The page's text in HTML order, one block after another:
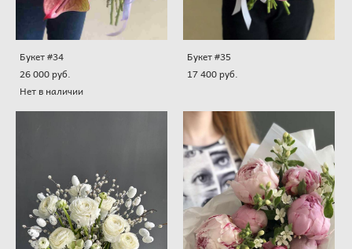
Букет #34
26 000 pуб.
Нет в наличии
Букет #35
17 400 pуб.